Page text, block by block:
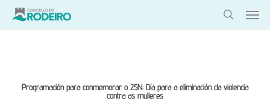
Skip
Programación para conmemorar o 25N: Día para a eliminación da violencia
contra as mulleres